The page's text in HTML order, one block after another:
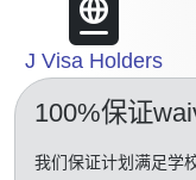
J Visa Holders
100%保证
我们保证计划满足学